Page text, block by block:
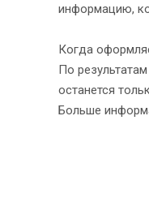
информацию,
Когда
По
останется
Больше